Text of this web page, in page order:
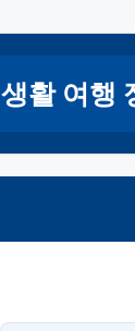
생활 여행